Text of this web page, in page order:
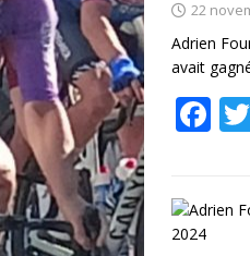
o
k
22
Adrien
avait
F
b